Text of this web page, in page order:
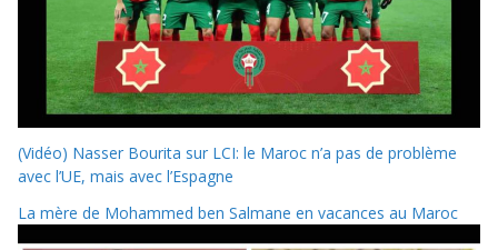
(Vidéo) Nasser Bourita sur LCI: le Maroc n’a pas de problème
avec l’UE, mais avec l’Espagne
La mère de Mohammed ben Salmane en vacances au Maroc